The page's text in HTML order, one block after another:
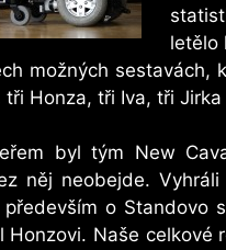
letělo
možných
Honza, tři Iva, tři
byl tým New
něj neobejde.
o Standovo
Honzovi. Naše